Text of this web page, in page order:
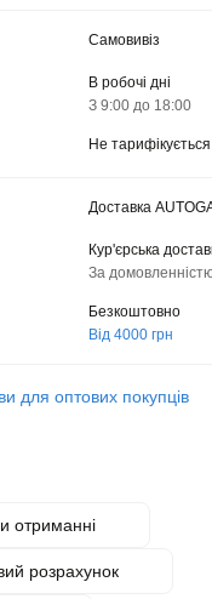
Самовивіз
В робочі дні
З 9:00 до 18:00
Не тарифікується
Доставка
Кур'єрська
За
Безкоштовно
Від 4000 грн
для оптових покупців
отриманні
розрахунок